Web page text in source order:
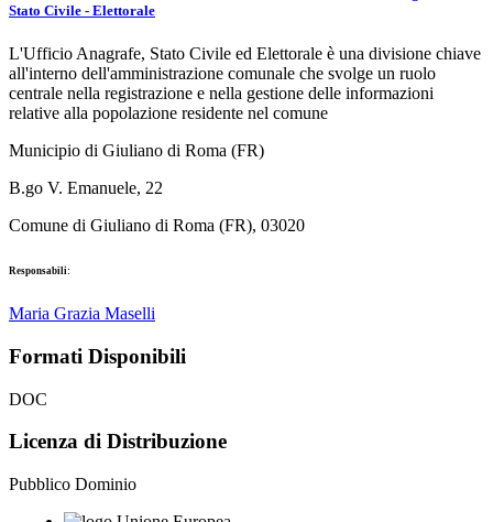
Stato Civile - Elettorale
L'Ufficio Anagrafe, Stato Civile ed Elettorale è una divisione chiave
all'interno dell'amministrazione comunale che svolge un ruolo
centrale nella registrazione e nella gestione delle informazioni
relative alla popolazione residente nel comune
Municipio di Giuliano di Roma (FR)
B.go V. Emanuele, 22
Comune di Giuliano di Roma (FR), 03020
Responsabili:
Maria Grazia Maselli
Formati Disponibili
DOC
Licenza di Distribuzione
Pubblico Dominio